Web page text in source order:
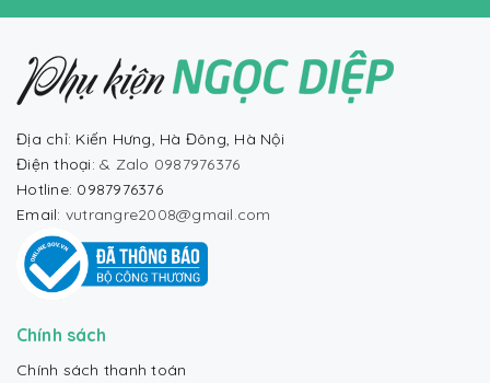
Địa chỉ: Kiến Hưng, Hà Đông, Hà Nội
Điện thoại: & Zalo 0987976376
Hotline: 0987976376
Email: vutrangre2008@gmail.com
Chính sách
Chính sách thanh toán